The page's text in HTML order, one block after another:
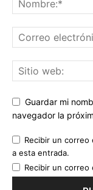
Guardar mi
navegador la
Recibir un
a esta entrada.
Recibir un correo